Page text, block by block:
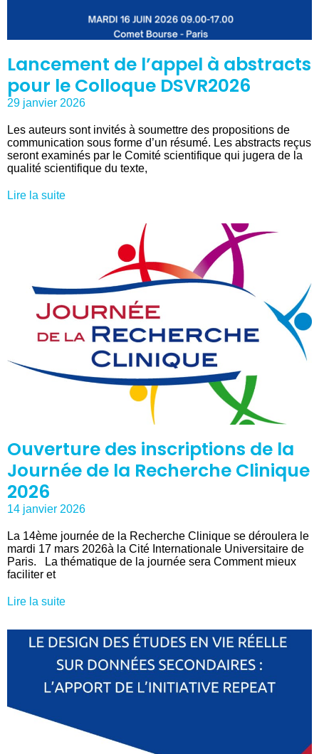
Lancement de l’appel à abstracts
pour le Colloque DSVR2026
29 janvier 2026
Les auteurs sont invités à soumettre des propositions de
communication sous forme d’un résumé. Les abstracts reçus
seront examinés par le Comité scientifique qui jugera de la
qualité scientifique du texte,
Lire la suite
Ouverture des inscriptions de la
Journée de la Recherche Clinique
2026
14 janvier 2026
La 14ème journée de la Recherche Clinique se déroulera le
mardi 17 mars 2026à la Cité Internationale Universitaire de
Paris. La thématique de la journée sera Comment mieux
faciliter et
Lire la suite